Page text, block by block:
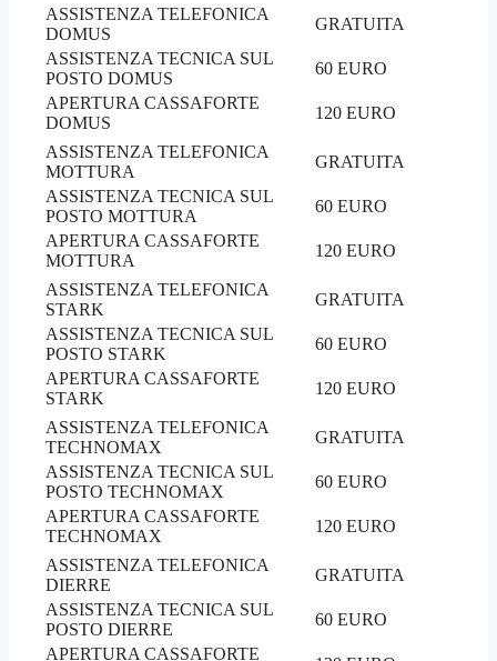
ASSISTENZA TELEFONICA
DOMUS
GRATUITA
ASSISTENZA TECNICA SUL
POSTO DOMUS
60 EURO
APERTURA CASSAFORTE
DOMUS
120 EURO
ASSISTENZA TELEFONICA
MOTTURA
GRATUITA
ASSISTENZA TECNICA SUL
POSTO MOTTURA
60 EURO
APERTURA CASSAFORTE
MOTTURA
120 EURO
ASSISTENZA TELEFONICA
STARK
GRATUITA
ASSISTENZA TECNICA SUL
POSTO STARK
60 EURO
APERTURA CASSAFORTE
STARK
120 EURO
ASSISTENZA TELEFONICA
TECHNOMAX
GRATUITA
ASSISTENZA TECNICA SUL
POSTO TECHNOMAX
60 EURO
APERTURA CASSAFORTE
TECHNOMAX
120 EURO
ASSISTENZA TELEFONICA
DIERRE
GRATUITA
ASSISTENZA TECNICA SUL
POSTO DIERRE
60 EURO
APERTURA CASSAFORTE